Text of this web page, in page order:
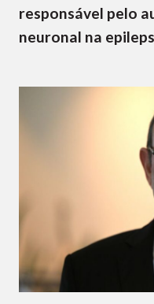
responsável pelo
neuronal na